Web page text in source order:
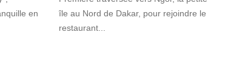
en
île au Nord de Dakar, pour rejoindre le
restaurant...